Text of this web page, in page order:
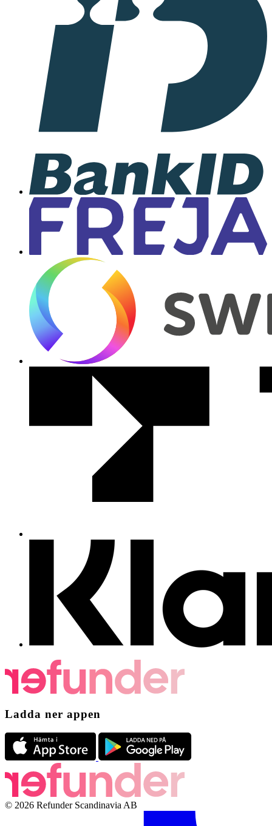
Ladda ner appen
© 2026 Refunder Scandinavia AB